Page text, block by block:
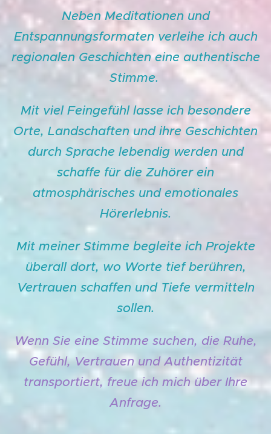
Neben Meditationen und
Entspannungsformaten verleihe ich auch
regionalen Geschichten eine authentische
Stimme.
Mit viel Feingefühl lasse ich besondere
Orte, Landschaften und ihre Geschichten
durch Sprache lebendig werden und
schaffe für die Zuhörer ein
atmosphärisches und emotionales
Hörerlebnis.
Mit meiner Stimme begleite ich Projekte
überall dort, wo Worte tief berühren,
Vertrauen schaffen und Tiefe vermitteln
sollen.
Wenn Sie eine Stimme suchen, die Ruhe,
Gefühl, Vertrauen und Authentizität
transportiert, freue ich mich über Ihre
Anfrage.